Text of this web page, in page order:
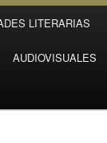
LITERARIAS
AUDIOVISUALES